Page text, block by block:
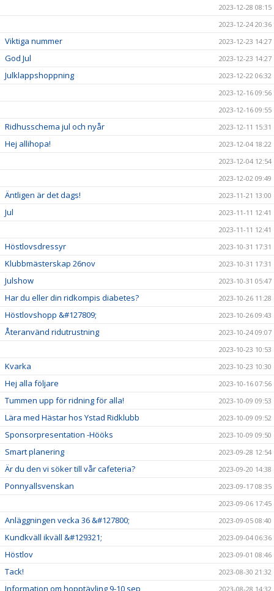
2023-12-28 08:15
2023-12-24 20:36
Viktiga nummer 2023-12-23 14:27
God Jul 2023-12-23 14:27
Julklappshoppning
2023-12-22 06:32
2023-12-16 09:56
2023-12-16 09:55
Ridhusschema jul och nyår 2023-12-11 15:31
Hej allihopa!
2023-12-04 18:22
2023-12-04 12:54
2023-12-02 09:49
Äntligen är det dags! 2023-11-21 13:00
Jul
2023-11-11 12:41
2023-11-11 12:41
Höstlovsdressyr 2023-10-31 17:31
Klubbmästerskap 26nov 2023-10-31 17:31
Julshow 2023-10-31 05:47
Har du eller din ridkompis diabetes? 2023-10-26 11:28
Höstlovshopp &#127809; 2023-10-26 09:43
Återanvänd ridutrustning
2023-10-24 09:07
2023-10-23 10:53
Kvarka 2023-10-23 10:30
Hej alla följare 2023-10-16 07:56
Tummen upp för ridning för alla! 2023-10-09 09:53
Lära med Hästar hos Ystad Ridklubb 2023-10-09 09:52
Sponsorpresentation -Hööks 2023-10-09 09:50
Smart planering 2023-09-28 12:54
Är du den vi söker till vår cafeteria? 2023-09-20 14:38
Ponnyallsvenskan
2023-09-17 08:35
2023-09-06 17:45
Anläggningen vecka 36 &#127800; 2023-09-05 08:40
Kundkväll ikväll &#129321; 2023-09-04 06:36
Höstlov 2023-09-01 08:46
Tack! 2023-08-30 21:32
Information om hopptävling 9-10 sep 2023-08-28 14:32